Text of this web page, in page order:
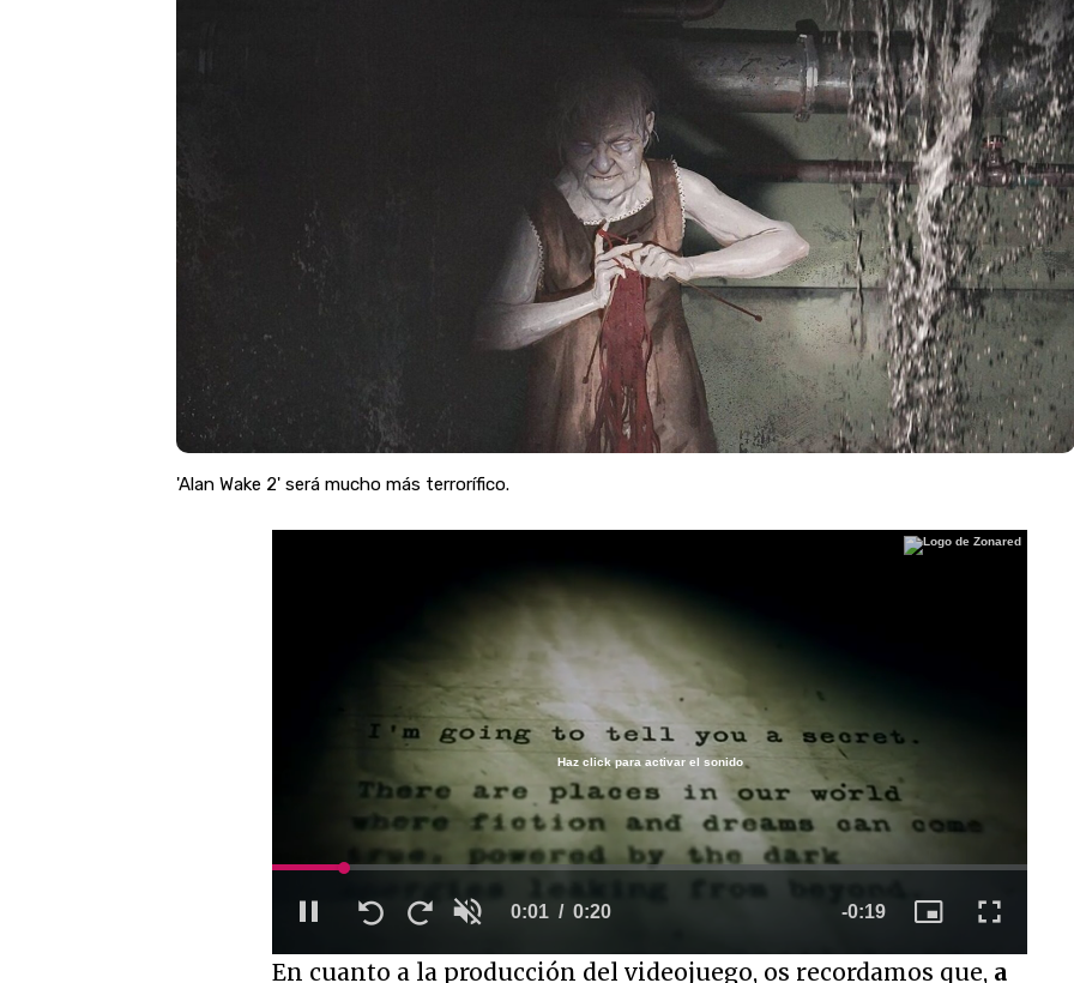
'Alan Wake 2' será mucho más terrorífico.
Unmute /
Loaded:
Haz click para activar el sonido
En cuanto a la producción del videojuego, os recordamos que, a